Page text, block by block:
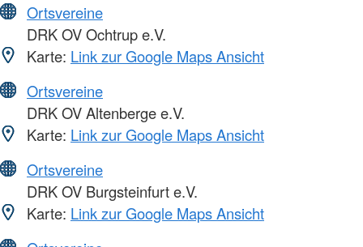
Ortsvereine
DRK OV Ochtrup e.V.
Karte: Link zur Google Maps Ansicht
Ortsvereine
DRK OV Altenberge e.V.
Karte: Link zur Google Maps Ansicht
Ortsvereine
DRK OV Burgsteinfurt e.V.
Karte: Link zur Google Maps Ansicht